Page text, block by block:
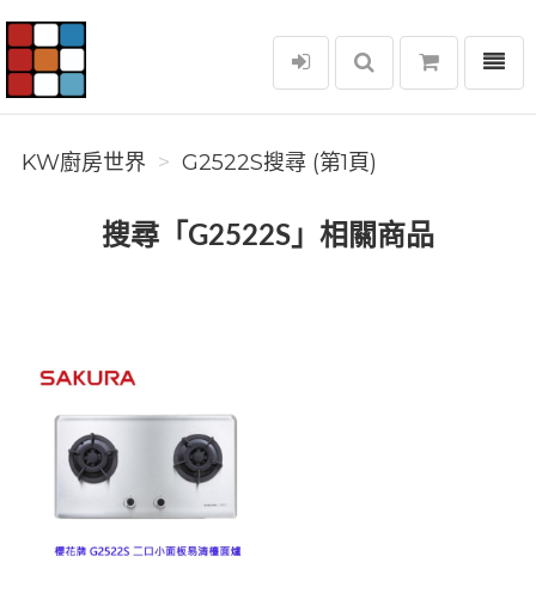
KW廚房世界
選單
KW廚房世界 G2522S搜尋 (第1頁)
搜尋「G2522S」相關商品